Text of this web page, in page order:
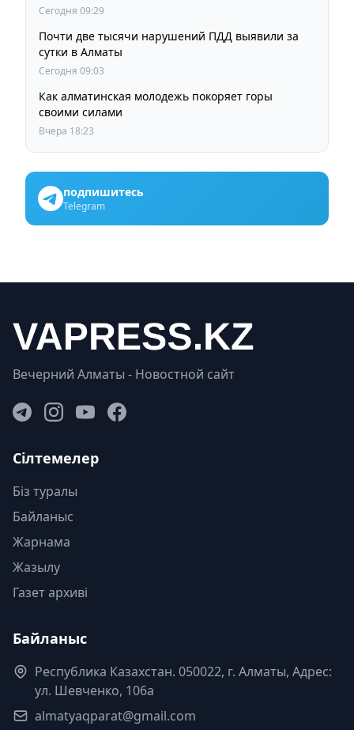
Сегодня 09:29
Почти две тысячи нарушений ПДД выявили за
сутки в Алматы
Сегодня 09:03
Как алматинская молодежь покоряет горы
своими силами
Вчера 18:23
подпишитесь
Telegram
Вечерний Алматы - Новостной сайт
Сілтемелер
Біз туралы
Байланыс
Жарнама
Жазылу
Газет архиві
Байланыс
Республика Казахстан. 050022, г. Алматы, Адрес:
ул. Шевченко, 106а
almatyaqparat@gmail.com